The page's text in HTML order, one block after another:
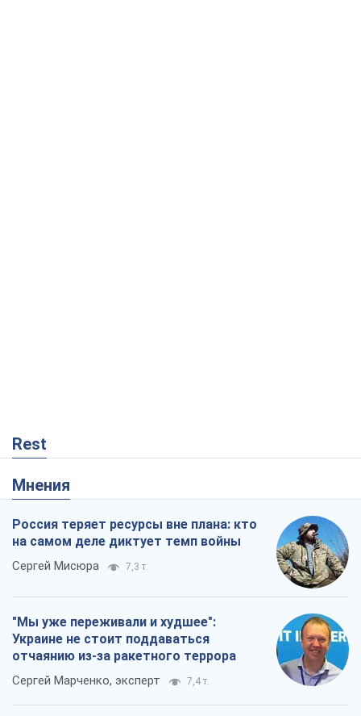
Rest
Мнения
Россия теряет ресурсы вне плана: кто
на самом деле диктует темп войны
Сергей Мисюра 7,3 т.
"Мы уже переживали и худшее":
Украине не стоит поддаваться
отчаянию из-за ракетного террора
Сергей Марченко, эксперт 7,4 т.